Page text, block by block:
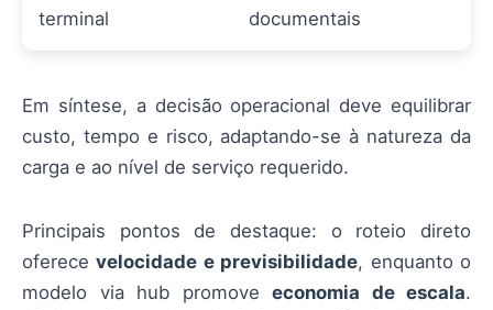
terminal
documentais
Em síntese, a decisão operacional deve equilibrar
custo, tempo e risco, adaptando-se à natureza da
carga e ao nível de serviço requerido.
Principais pontos de destaque: o roteio direto
oferecevelocidade e previsibilidade, enquanto o
modelo via hub promove economia de escala.